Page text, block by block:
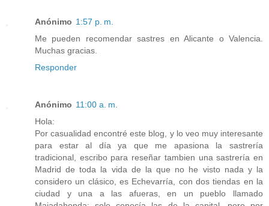
Anónimo 1:57 p. m.
Me pueden recomendar sastres en Alicante o Valencia.
Muchas gracias.
Responder
Anónimo 11:00 a. m.
Hola:
Por casualidad encontré este blog, y lo veo muy interesante
para estar al día ya que me apasiona la sastrería
tradicional, escribo para reseñar tambien una sastrería en
Madrid de toda la vida de la que no he visto nada y la
considero un clásico, es Echevarría, con dos tiendas en la
ciudad y una a las afueras, en un pueblo llamado